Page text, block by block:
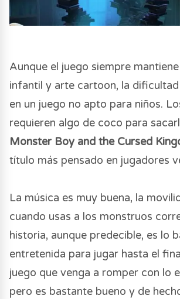
Aunque el juego siempre
infantil y arte cartoon, la
en un juego no apto para niños.
requieren algo de coco para
Monster Boy and the Cursed
título más pensado en jugadores
La música es muy buena, la
cuando usas a los monstruos
historia, aunque predecible, es lo
entretenida para jugar hasta el
juego que venga a romper con lo
pero es bastante bueno y de